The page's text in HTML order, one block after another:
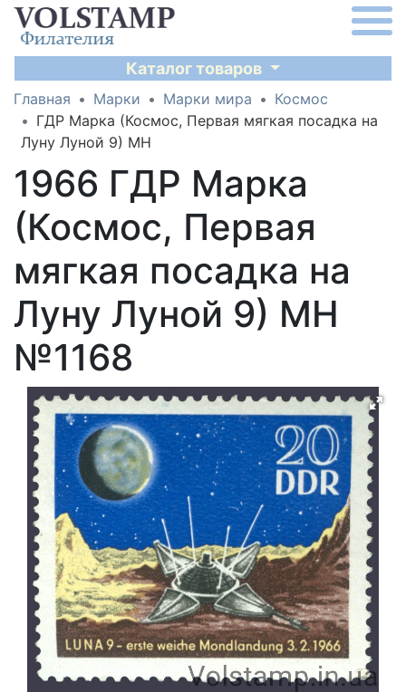
Каталог товаров
Главная Марки Марки мира
Космос
ГДР Марка (Космос, Первая мягкая посадка на
Луну Луной 9) MH
1966 ГДР Марка
(Космос, Первая
мягкая посадка на
Луну Луной 9) MH
№1168